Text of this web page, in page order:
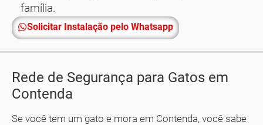
família.
Solicitar Instalação pelo Whatsapp
Rede de Segurança para Gatos em
Contenda
Se você tem um gato e mora em Contenda, você sabe